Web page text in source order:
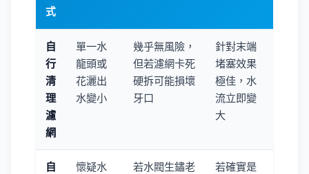
式
自
行
清
理
濾
網
單一水
龍頭或
花灑出
水變小
幾乎無風險，
但若濾網卡死
硬拆可能損壞
牙口
針對末端
堵塞效果
極佳，水
流立即變
大
自
懷疑水
若水閥生鏽老
若確實是